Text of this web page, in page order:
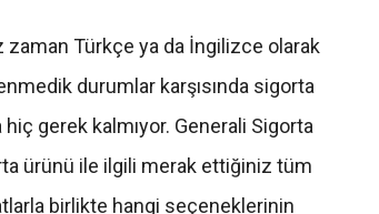
zaman Türkçe ya da İngilizce olarak
durumlar karşısında sigorta
gerek kalmıyor. Generali Sigorta
ürünü ile ilgili merak ettiğiniz tüm
birlikte hangi seçeneklerinin